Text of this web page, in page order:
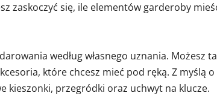
zaskoczyć się, ile elementów garderoby
według własnego uznania. Możesz
które chcesz mieć pod ręką. Z myślą o
kieszonki, przegródki oraz uchwyt na klucze.